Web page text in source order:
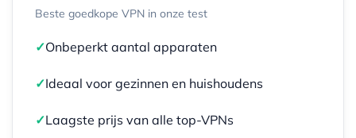
Beste goedkope VPN in onze test
✓Onbeperkt aantal apparaten
✓Ideaal voor gezinnen en huishoudens
✓Laagste prijs van alle top-VPNs